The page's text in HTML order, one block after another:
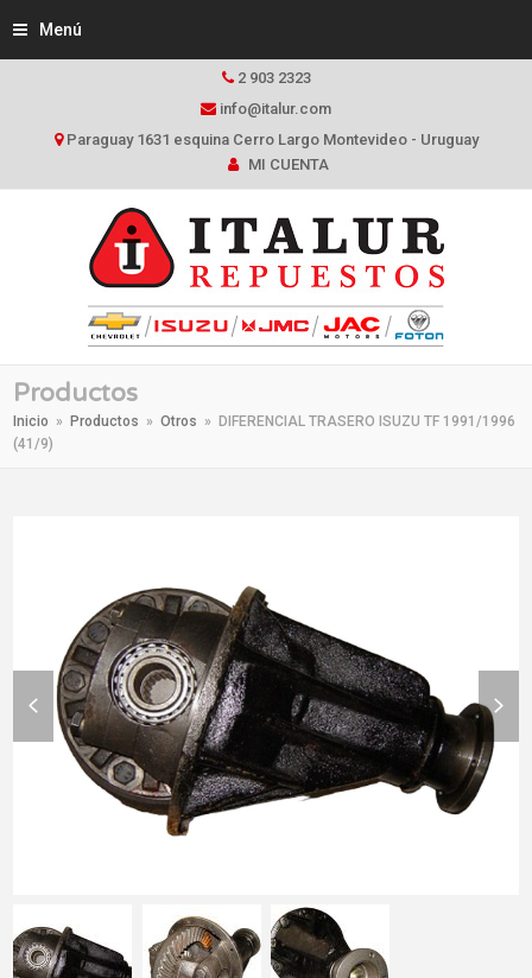
Menú
2 903 2323
info@italur.com
Paraguay 1631 esquina Cerro Largo Montevideo - Uruguay
MI CUENTA
Productos
Inicio » Productos » Otros »
DIFERENCIAL TRASERO ISUZU TF 1991/1996
(41/9)
previous
slide